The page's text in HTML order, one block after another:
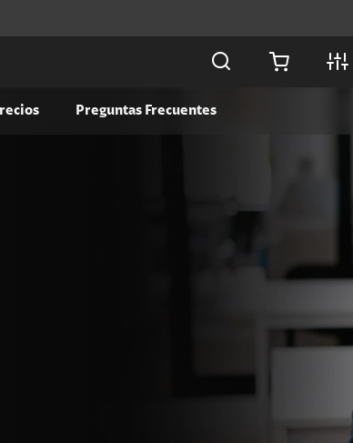
Seguridad
MDM Workspace ONE
Preguntas Frecuentes